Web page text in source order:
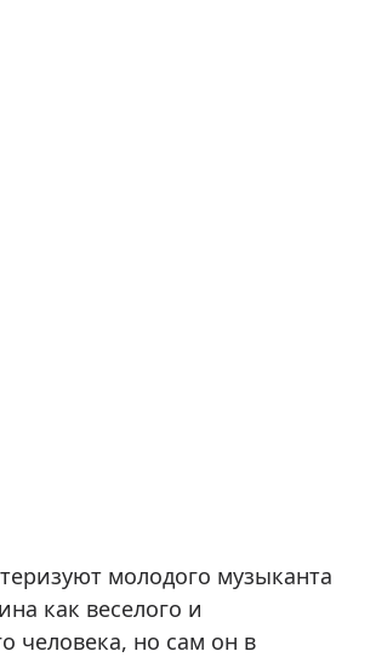
молодого музыканта
как веселого и
человека, но сам он в